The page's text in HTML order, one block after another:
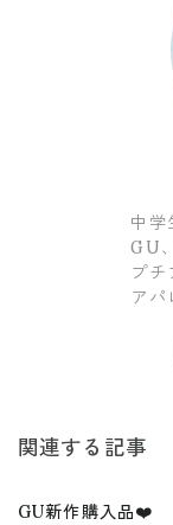
中学
GU
プ
アパ
関連する記事
GU新作購入品❤️